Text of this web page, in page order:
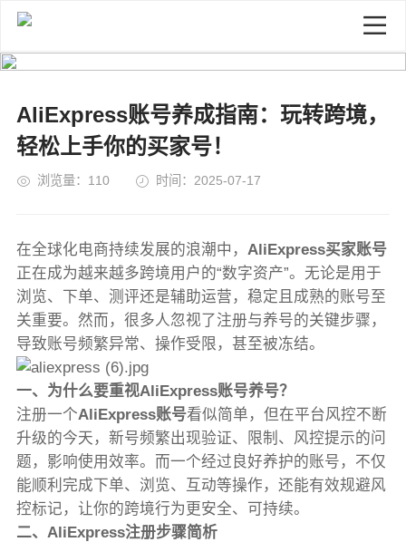
AliExpress账号养成指南：玩转跨境，
轻松上手你的买家号！
浏览量：110 时间：2025-07-17
在全球化电商持续发展的浪潮中， AliExpress买家账号
正在成为越来越多跨境用户的“数字资产”。无论是用于
浏览、下单、测评还是辅助运营，稳定且成熟的账号至
关重要。然而，很多人忽视了注册与养号的关键步骤，
导致账号频繁异常、操作受限，甚至被冻结。
一、为什么要重视AliExpress账号养号？
注册一个AliExpress账号看似简单，但在平台风控不断
升级的今天，新号频繁出现验证、限制、风控提示的问
题，影响使用效率。而一个经过良好养护的账号，不仅
能顺利完成下单、浏览、互动等操作，还能有效规避风
控标记，让你的跨境行为更安全、可持续。
二、AliExpress注册步骤简析